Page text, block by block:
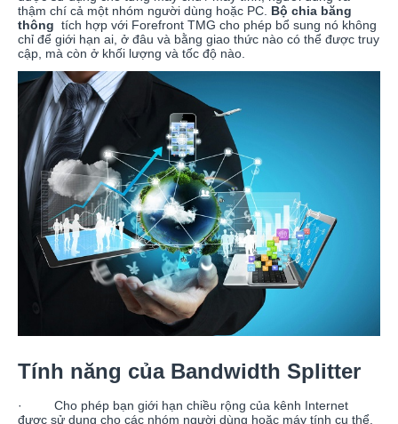
thậm chí cả một nhóm người dùng hoặc PC. Bộ chia băng
thông tích hợp với Forefront TMG cho phép bổ sung nó không
chỉ để giới hạn ai, ở đâu và bằng giao thức nào có thể được truy
cập, mà còn ở khối lượng và tốc độ nào.
Tính năng của Bandwidth Splitter
· Cho phép bạn giới hạn chiều rộng của kênh Internet
được sử dụng cho các nhóm người dùng hoặc máy tính cụ thể.